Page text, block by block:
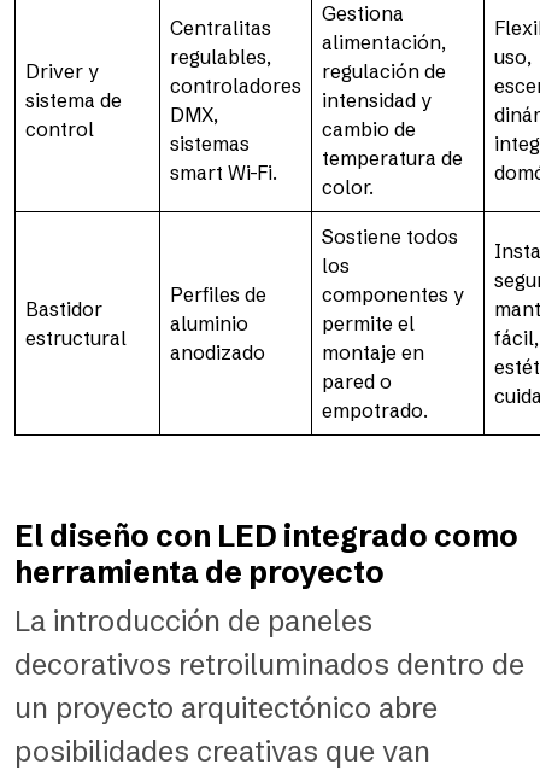
Driver y
sistema de
control
Centralitas
regulables,
controladores
DMX,
sistemas
smart Wi-Fi.
Gestiona
alimentación,
regulación de
intensidad y
cambio de
temperatura de
color.
uso,
Bastidor
estructural
Perfiles de
aluminio
anodizado
Sostiene todos
los
componentes y
permite el
montaje en
pared o
empotrado.
El diseño con LED integrado como
herramienta de proyecto
La introducción de paneles
decorativos retroiluminados dentro de
un proyecto arquitectónico abre
posibilidades creativas que van